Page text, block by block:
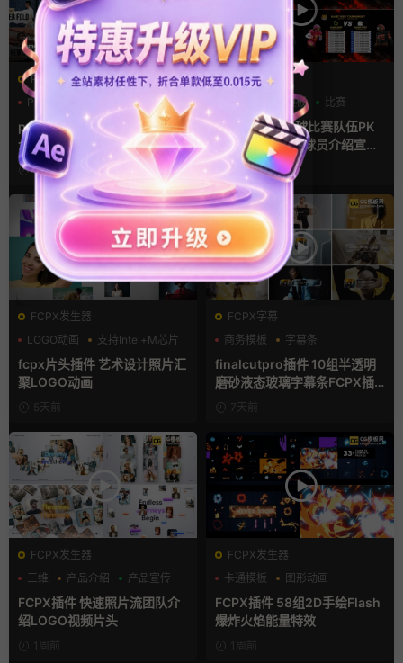
PR基本图形mogrt
PR基本图形
PR字幕模板
人物介绍
pr字幕模板 9组胶带贴纸人物
介绍角标动画PR模版
2天前
AE模板
分数
字幕模板 比赛
ae体育模板 足球比赛队伍PK
比分牌对决卡片球员介绍宣传
视频AE模板
2天前
FCPX发生器
LOGO动画
支持Intel+M芯片
汇聚
fcpx片头插件 艺术设计照片汇
聚LOGO动画
5天前
FCPX字幕
商务模板
字幕条
finalcutpro插件 10组半透明
磨砂液态玻璃字幕条FCPX插
7天前
FCPX发生器
三维
产品介绍 产品宣传
FCPX插件 快速照片流团队介
绍LOGO视频片头
1周前
FCPX发生器
卡通模板
图形动画
手绘风
FCPX插件 58组2D手绘Flash
爆炸火焰能量特效
1周前